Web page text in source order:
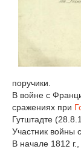
поручики.
В войне с
сражениях при
Гутштадте
Участник войны
В начале 1812